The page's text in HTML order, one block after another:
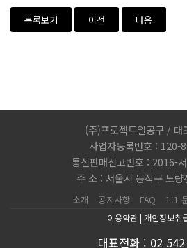
목록보기 이전 다음
(주)프로젝트일공구 / 대
사업자등록번호 : 120-
통신판매신고번호 : 2016-
주 소 : 서울시 동작구 노
소개 공지사항 FAQ 1:1
이용약관| 개인정보취
대표전화 : 02